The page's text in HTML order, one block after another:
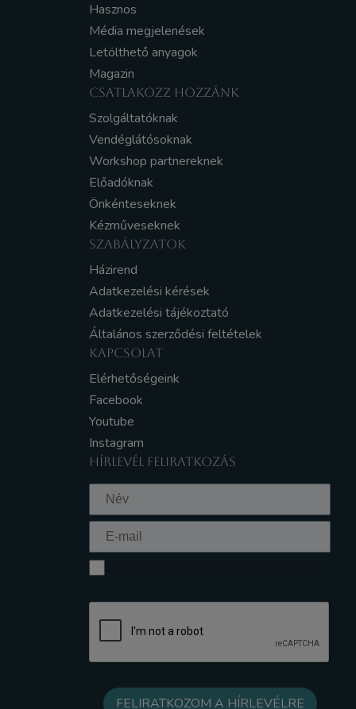
Hasznos
Média megjelenések
Letölthető anyagok
Magazin
CSATLAKOZZ HOZZÁNK
Szolgáltatóknak
Vendéglátósoknak
Workshop partnereknek
Előadóknak
Önkénteseknek
Kézműveseknek
SZABÁLYZATOK
Házirend
Adatkezelési kérések
Adatkezelési tájékoztató
Általános szerződési feltételek
KAPCSOLAT
Elérhetőségeink
Facebook
Youtube
Instagram
HÍRLEVÉL FELIRATKOZÁS